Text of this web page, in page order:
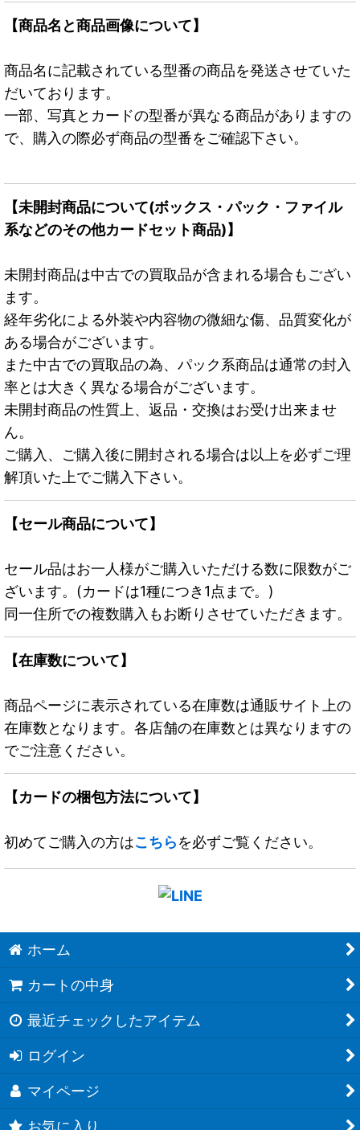
【商品名と商品画像について】
商品名に記載されている型番の商品を発送させていた
だいております。
一部、写真とカードの型番が異なる商品がありますの
で、購入の際必ず商品の型番をご確認下さい。
【未開封商品について(ボックス・パック・ファイル
系などのその他カードセット商品)】
未開封商品は中古での買取品が含まれる場合もござい
ます。
経年劣化による外装や内容物の微細な傷、品質変化が
ある場合がございます。
また中古での買取品の為、パック系商品は通常の封入
率とは大きく異なる場合がございます。
未開封商品の性質上、返品・交換はお受け出来ませ
ん。
ご購入、ご購入後に開封される場合は以上を必ずご理
解頂いた上でご購入下さい。
【セール商品について】
セール品はお一人様がご購入いただける数に限数がご
ざいます。(カードは1種につき1点まで。)
同一住所での複数購入もお断りさせていただきます。
【在庫数について】
商品ページに表示されている在庫数は通販サイト上の
在庫数となります。各店舗の在庫数とは異なりますの
でご注意ください。
【カードの梱包方法について】
初めてご購入の方はこちらを必ずご覧ください。
ホーム
カートの中身
最近チェックしたアイテム
ログイン
マイページ
お気に入り